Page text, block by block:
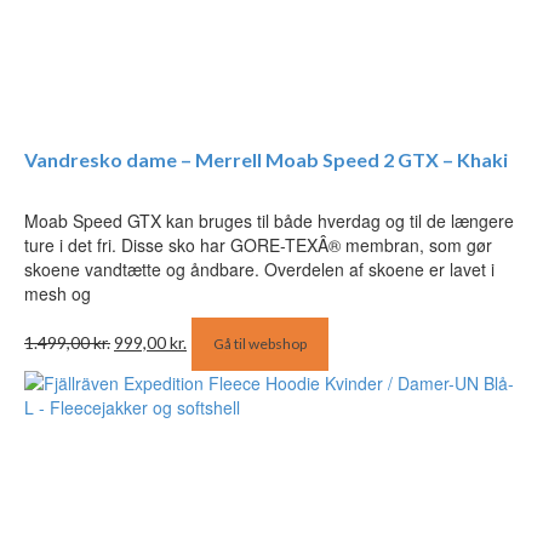
Vandresko dame – Merrell Moab Speed 2 GTX – Khaki
Moab Speed GTX kan bruges til både hverdag og til de længere
ture i det fri. Disse sko har GORE-TEXÂ® membran, som gør
skoene vandtætte og åndbare. Overdelen af skoene er lavet i
mesh og
1.499,00kr.oprindelige
pris
var:
1.499,00 kr..
999,00kr.aktuelle
pris
er:
Gå til webshop